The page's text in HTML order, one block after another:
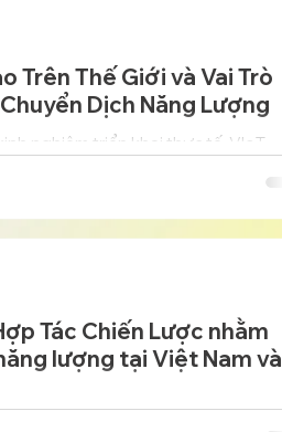
Trên Thế Giới và Vai Trò
Dịch Năng Lượng
nghiệm triển khai thực tế, VIoT
Tác Chiến Lược nhằm
lượng tại Việt Nam và